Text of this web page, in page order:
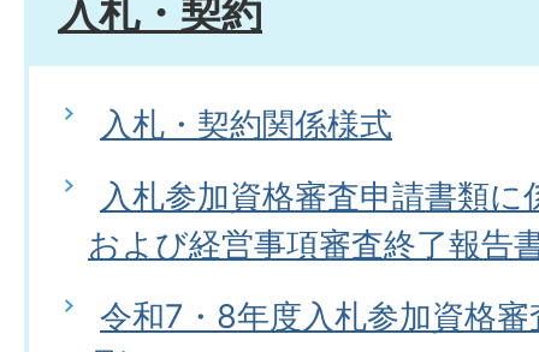
入札・契約
入札・契約関係様式
入札参加資格審査申請書類
および経営事項審査終了報告
令和7・8年度入札参加資格